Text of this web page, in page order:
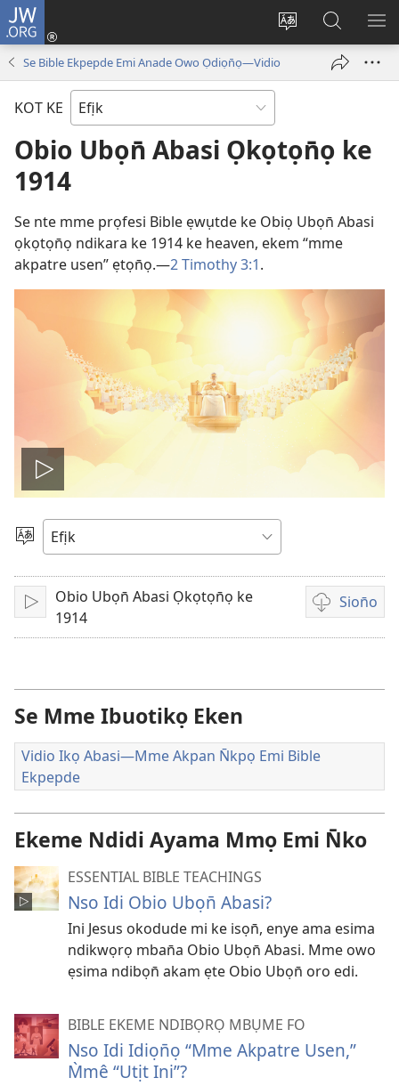
JW.ORG
Kpụhọ
ikpehe
Dụk
(opens
new
Yom
N̄kpọ
ke
Se Bible Ekpepde Emi Anade Owo Ọdiọn̄ọ—Vidio
KOT KE
Obio Ubọn̄ Abasi Ọkọtọn̄ọ ke
1914
Se nte mme prọfesi Bible ẹwụtde ke Obiọ Ubọn̄ Abasi
ọkọtọn̄ọ ndikara ke 1914 ke heaven, ekem “mme
akpatre usen” ẹtọn̄ọ.​—2 Timothy 3:1.
Bre
vidio
Mek
Usem
Bre
Obio Ubọn̄ Abasi Ọkọtọn̄ọ ke
1914
Sion̄o
Nte
ẹkemede
Se Mme Ibuotikọ Eken
Vidio Ikọ Abasi—Mme Akpan N̄kpọ Emi Bible
Ekpepde
Ekeme Ndidi Ayama Mmọ Emi N̄ko
ESSENTIAL BIBLE TEACHINGS
Nso Idi Obio Ubọn̄ Abasi?
Ini Jesus okodude mi ke isọn̄, enye ama esima
ndikwọrọ mban̄a Obio Ubọn̄ Abasi. Mme owo
ẹsima ndibọn̄ akam ẹte Obio Ubọn̄ oro edi.
BIBLE EKEME NDIBỌRỌ MBỤME FO
Nso Idi Idiọn̄ọ “Mme Akpatre Usen,”
M̀mê “Utịt Ini”?